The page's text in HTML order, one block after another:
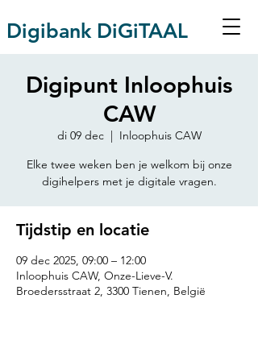
Digibank DiGiTAAL
Digipunt Inloophuis
CAW
di 09 dec
  |
Inloophuis CAW
Elke twee weken ben je welkom bij onze
Tijdstip en locatie
09 dec 2025, 09:00 – 12:00
Inloophuis CAW, Onze-Lieve-V.
Broedersstraat 2, 3300 Tienen, België